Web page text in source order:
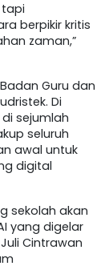
tapi
berpikir kritis
zaman,”
Guru dan
Di
sejumlah
seluruh
awal untuk
digital
sekolah akan
yang digelar
Cintrawan